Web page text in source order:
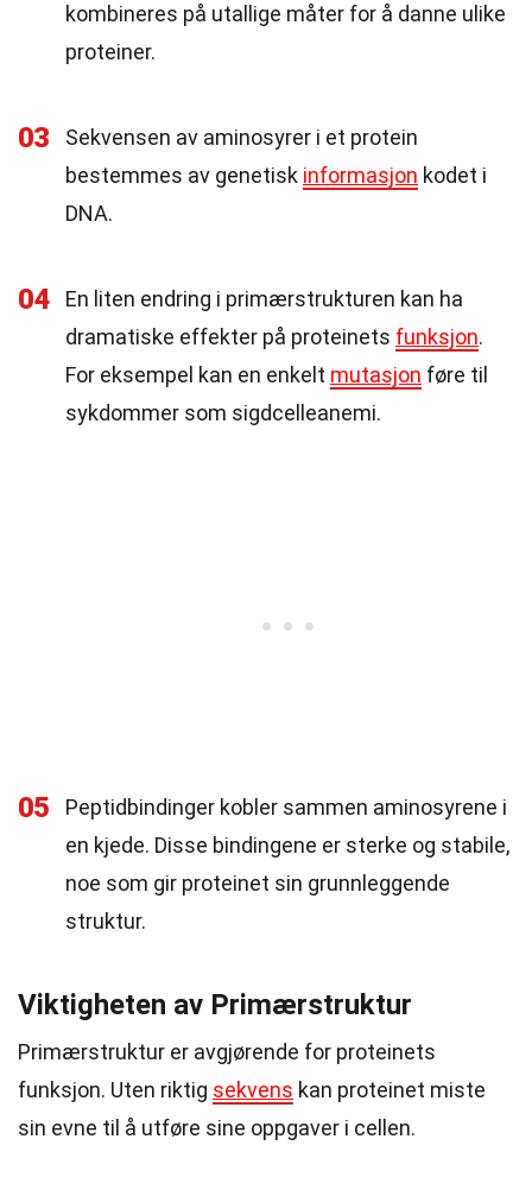
kombineres på utallige måter for å danne ulike
proteiner.
03
Sekvensen av aminosyrer i et protein
bestemmes av genetisk informasjon kodet i
DNA.
04
En liten endring i primærstrukturen kan ha
dramatiske effekter på proteinets funksjon.
For eksempel kan en enkelt mutasjon føre til
sykdommer som sigdcelleanemi.
05
Peptidbindinger kobler sammen aminosyrene i
en kjede. Disse bindingene er sterke og stabile,
noe som gir proteinet sin grunnleggende
struktur.
Viktigheten av Primærstruktur
Primærstruktur er avgjørende for proteinets
funksjon. Uten riktig sekvens kan proteinet miste
sin evne til å utføre sine oppgaver i cellen.